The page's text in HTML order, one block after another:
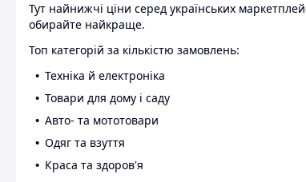
Тут найнижчі ціни серед українських
обирайте найкраще.
Топ категорій за кількістю замовлень:
Техніка й електроніка
Товари для дому і саду
Авто- та мототовари
Одяг та взуття
Краса та здоров'я